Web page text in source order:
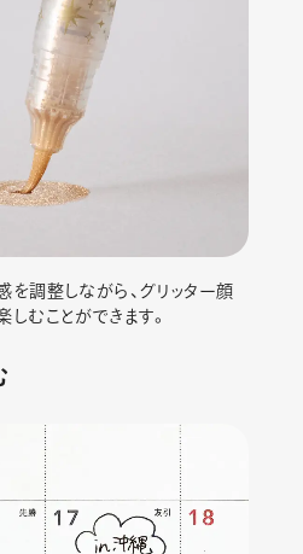
調整しながら、グリッター顔
むことができます。